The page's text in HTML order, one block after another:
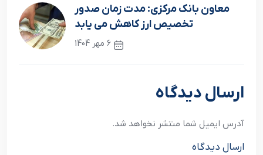
معاون بانک مرکزی: مدت زمان صدور
تخصیص ارز کاهش می یابد
6 مهر 1404
نوشته بعدی
ارسال دیدگاه
آدرس ایمیل شما منتشر نخواهد شد.
ارسال دیدگاه